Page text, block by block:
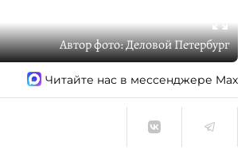
Автор фото:Деловой Петербург
Читайте нас в мессенджере Max